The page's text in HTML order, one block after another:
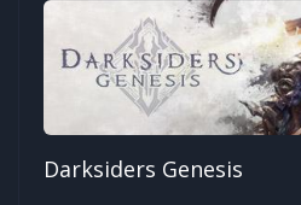
Darksiders Genesis